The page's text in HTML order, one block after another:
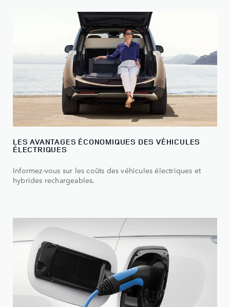
LES AVANTAGES ÉCONOMIQUES DES VÉHICULES
ÉLECTRIQUES
Informez-vous sur les coûts des véhicules électriques et
hybrides rechargeables.